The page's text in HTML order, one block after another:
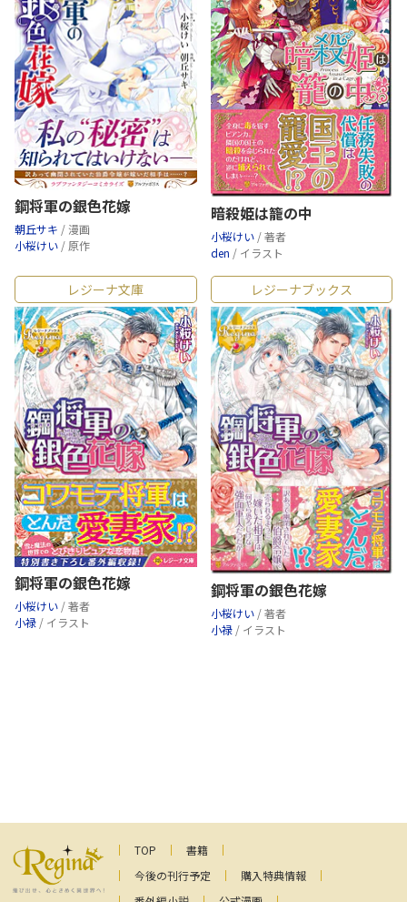
鋼将軍の銀色花嫁
朝丘サキ / 漫画
小桜けい / 原作
暗殺姫は籠の中
小桜けい / 著者
den / イラスト
レジーナ文庫
鋼将軍の銀色花嫁
小桜けい / 著者
小禄 / イラスト
レジーナブックス
鋼将軍の銀色花嫁
小桜けい / 著者
小禄 / イラスト
TOP
書籍
今後の刊行予定
購入特典情報